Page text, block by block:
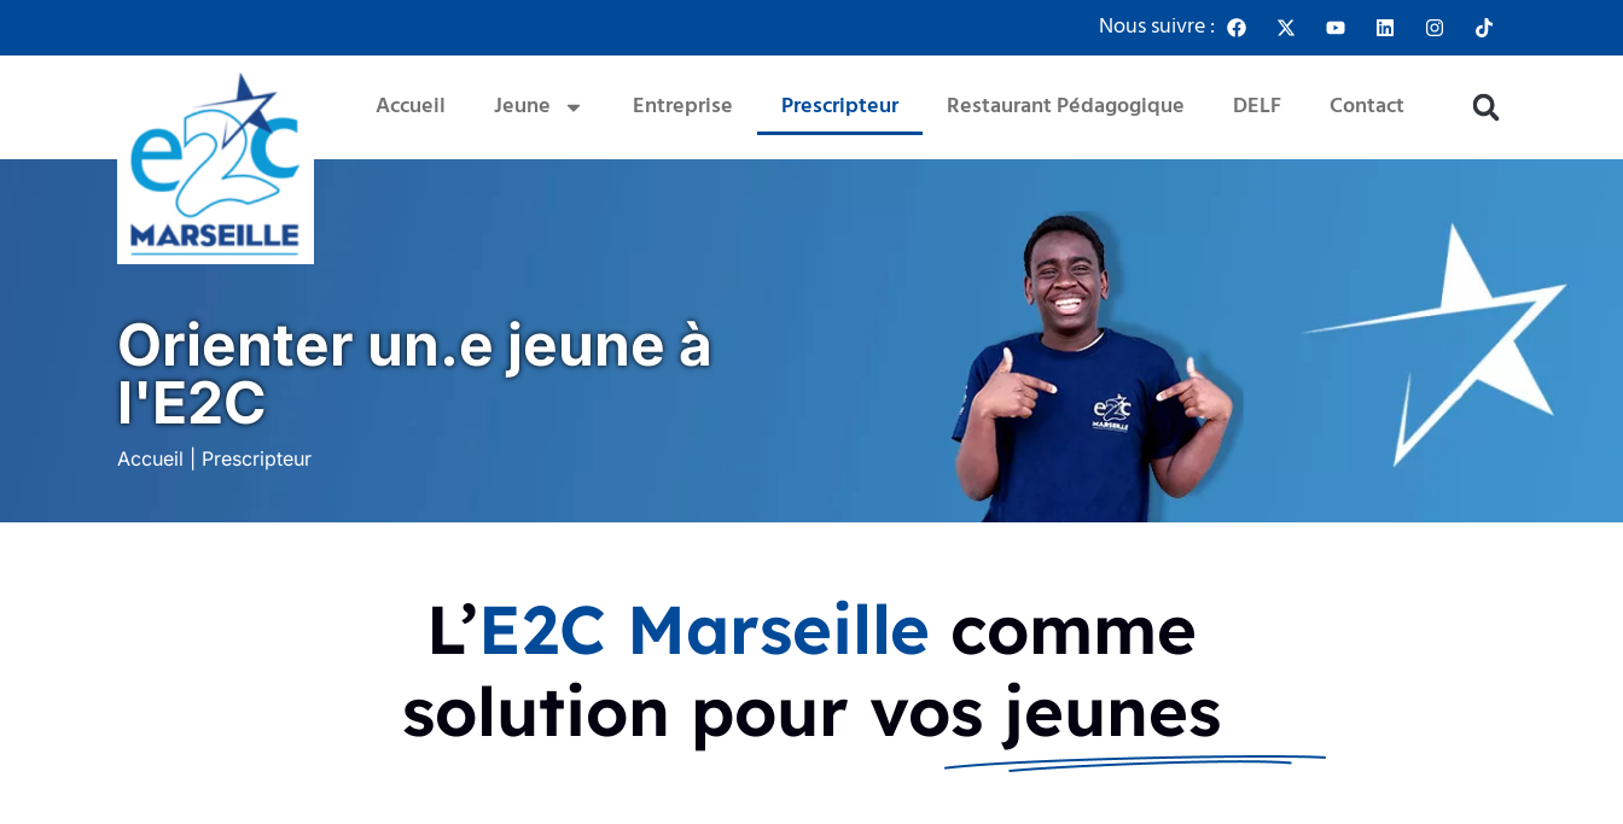
Nous suivre :
Accueil Jeune Entreprise Prescripteur Restaurant Pédagogique DELF Contact
Orienter un.e jeune à
l'E2C
Accueil Prescripteur
L’E2C Marseille comme
solution pour vos jeunes